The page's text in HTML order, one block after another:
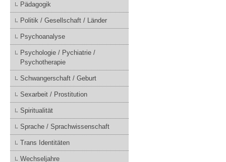
Pädagogik
Politik / Gesellschaft / Länder
Psychoanalyse
Psychologie / Pychiatrie /
Psychotherapie
Schwangerschaft / Geburt
Sexarbeit / Prostitution
Spiritualität
Sprache / Sprachwissenschaft
Trans Identitäten
Wechseljahre